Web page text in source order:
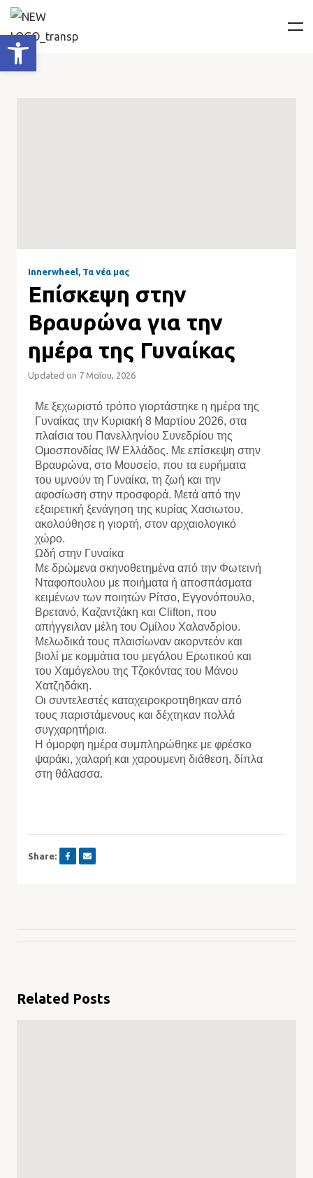
Innerwheel, Τα νέα μας
Eπίσκεψη στην
Βραυρώνα για την
ημέρα της Γυναίκας
Updated on 7 Μαΐου, 2026
Με ξεχωριστό τρόπο γιορτάστηκε η ημέρα της
Γυναίκας την Κυριακή 8 Μαρτίου 2026, στα
πλαίσια του Πανελληνίου Συνεδρίου της
Ομοσπονδίας IW Ελλάδος. Με επίσκεψη στην
Βραυρώνα, στο Μουσείο, που τα ευρήματα
του υμνούν τη Γυναίκα, τη ζωή και την
αφοσίωση στην προσφορά. Μετά από την
εξαιρετική ξενάγηση της κυρίας Χασιωτου,
ακολούθησε η γιορτή, στον αρχαιολογικό
χώρο.
Ωδή στην Γυναίκα
Με δρώμενα σκηνοθετημένα από την Φωτεινή
Νταφοπουλου με ποιήματα ή αποσπάσματα
κειμένων των ποιητών Ρίτσο, Εγγονόπουλο,
Βρετανό, Καζαντζάκη και Clifton, που
απήγγειλαν μέλη του Ομίλου Χαλανδρίου.
Μελωδικά τους πλαισίωναν ακορντεόν και
βιολί με κομμάτια του μεγάλου Ερωτικού και
του Χαμόγελου της Τζοκόντας του Μάνου
Χατζηδάκη.
Οι συντελεστές καταχειροκροτηθηκαν από
τους παριστάμενους και δέχτηκαν πολλά
συγχαρητήρια.
Η όμορφη ημέρα συμπληρώθηκε με φρέσκο
ψαράκι, χαλαρή και χαρουμενη διάθεση, δίπλα
στη θάλασσα.
Share:
Related Posts
Ανοίξτε τη γραμμή εργαλείων